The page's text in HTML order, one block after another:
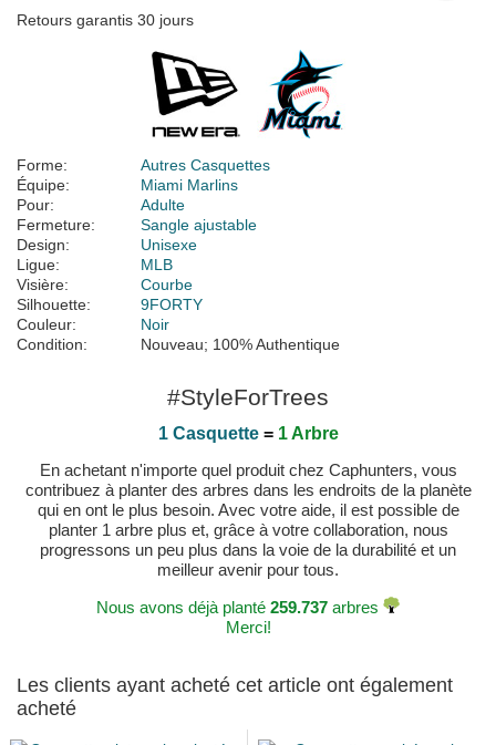
Retours garantis 30 jours
Forme:
Autres Casquettes
Équipe:
Miami Marlins
Pour:
Adulte
Fermeture:
Sangle ajustable
Design:
Unisexe
Ligue:
MLB
Visière:
Courbe
Silhouette:
9FORTY
Couleur:
Noir
Condition:
Nouveau; 100% Authentique
#StyleForTrees
1 Casquette= 1 Arbre
En achetant n'importe quel produit chez Caphunters, vous
contribuez à planter des arbres dans les endroits de la planète
qui en ont le plus besoin. Avec votre aide, il est possible de
planter 1 arbre plus et, grâce à votre collaboration, nous
progressons un peu plus dans la voie de la durabilité et un
meilleur avenir pour tous.
Nous avons déjà planté 259.737 arbres
Merci!
Les clients ayant acheté cet article ont également
acheté